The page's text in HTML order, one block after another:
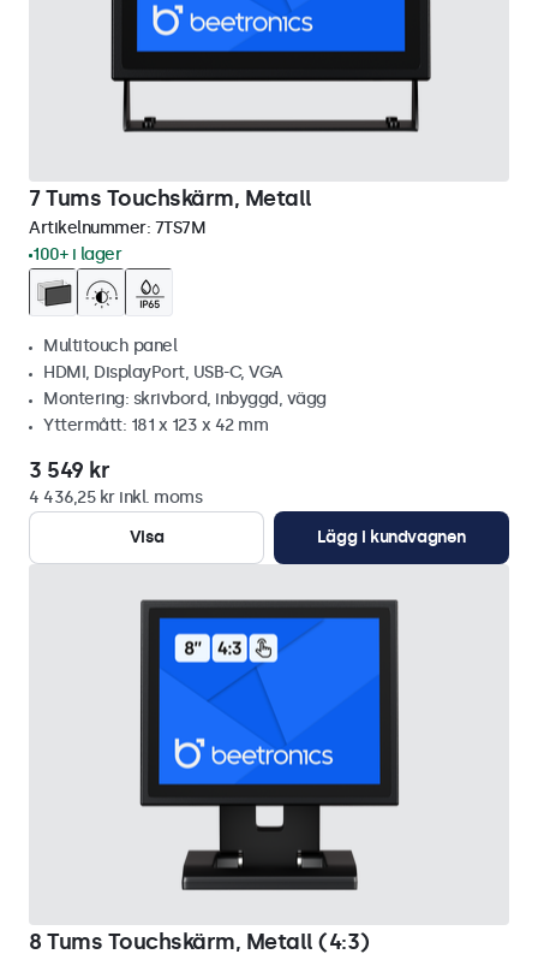
7 Tums Touchskärm, Metall
Artikelnummer: 7TS7M
100+ i lager
Multitouch panel
HDMI, DisplayPort, USB-C, VGA
Montering: skrivbord, inbyggd, vägg
Yttermått: 181 x 123 x 42 mm
3 549 kr
4 436,25 kr inkl. moms
Visa
Lägg i kundvagnen
8 Tums Touchskärm, Metall (4:3)